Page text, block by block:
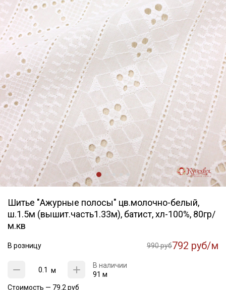
Шитье "Ажурные полосы" цв.молочно-белый,
ш.1.5м (вышит.часть1.33м), батист, хл-100%, 80гр/
м.кв
В розницу 990 руб792 руб/м
м
В наличии
91 м
Стоимость — 79.2 руб